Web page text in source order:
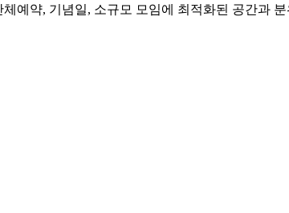
예약, 기념일, 소규모 모임에 최적화된 공간과